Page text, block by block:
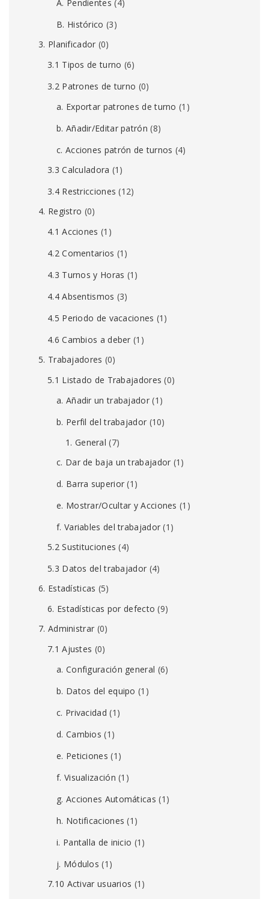
A. Pendientes (4)
B. Histórico (3)
3. Planificador (0)
3.1 Tipos de turno (6)
3.2 Patrones de turno (0)
a. Exportar patrones de turno (1)
b. Añadir/Editar patrón (8)
c. Acciones patrón de turnos (4)
3.3 Calculadora (1)
3.4 Restricciones (12)
4. Registro (0)
4.1 Acciones (1)
4.2 Comentarios (1)
4.3 Turnos y Horas (1)
4.4 Absentismos (3)
4.5 Periodo de vacaciones (1)
4.6 Cambios a deber (1)
5. Trabajadores (0)
5.1 Listado de Trabajadores (0)
a. Añadir un trabajador(1)
b. Perfil del trabajador (10)
1. General (7)
c. Dar de baja un trabajador (1)
d. Barra superior (1)
e. Mostrar/Ocultar y Acciones (1)
f. Variables del trabajador (1)
5.2 Sustituciones (4)
5.3 Datos del trabajador (4)
6. Estadísticas (5)
6. Estadísticas por defecto (9)
7. Administrar (0)
7.1 Ajustes (0)
a. Configuración general (6)
b. Datos del equipo (1)
c. Privacidad (1)
d. Cambios (1)
e. Peticiones (1)
f. Visualización (1)
g. Acciones Automáticas (1)
h. Notificaciones (1)
i. Pantalla de inicio (1)
j. Módulos (1)
7.10 Activar usuarios (1)